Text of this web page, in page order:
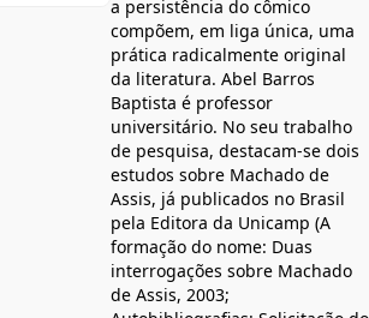
a persistência do cômico
compõem, em liga única, uma
prática radicalmente original
da literatura. Abel Barros
Baptista é professor
universitário. No seu trabalho
de pesquisa, destacam-se dois
estudos sobre Machado de
Assis, já publicados no Brasil
pela Editora da Unicamp (A
formação do nome: Duas
interrogações sobre Machado
de Assis, 2003;